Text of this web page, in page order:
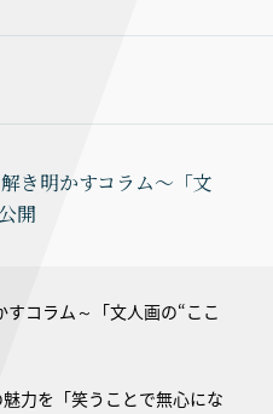
き明かすコラム～「文
開
すコラム～「文人画の“ここ
力を「笑うことで無心にな